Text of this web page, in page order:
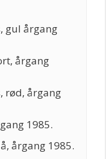
gul årgang
årgang
rød, årgang
1985.
årgang 1985.